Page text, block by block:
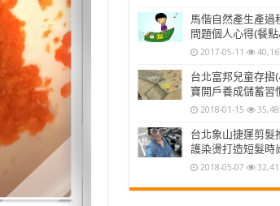
馬偕自然產生產過
問題個人心得(餐
2017-05-11
台北富邦兒童存摺
寶開戶養成儲蓄習
2018-01-15
台北象山捷運剪髮
護染燙打造短髮時
2018-05-07